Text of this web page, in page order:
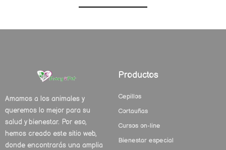
Amamos a los animales y
queremos lo mejor para su
salud y bienestar. Por eso,
hemos creado este sitio web,
donde encontrarás una amplia
Productos
Cepillos
Cortauñas
Cursos on-line
Bienestar especial